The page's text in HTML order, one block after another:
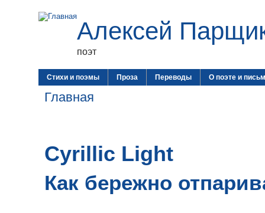
Алексей
поэт
Стихи и поэмы Проза Переводы О поэте и
Главная
Cyrillic Light
Как бережно